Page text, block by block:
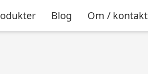
Blog Om / kontakt